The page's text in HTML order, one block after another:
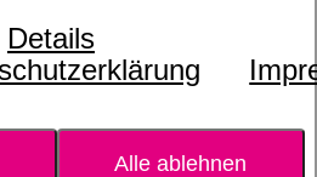
Details
Alle ablehnen